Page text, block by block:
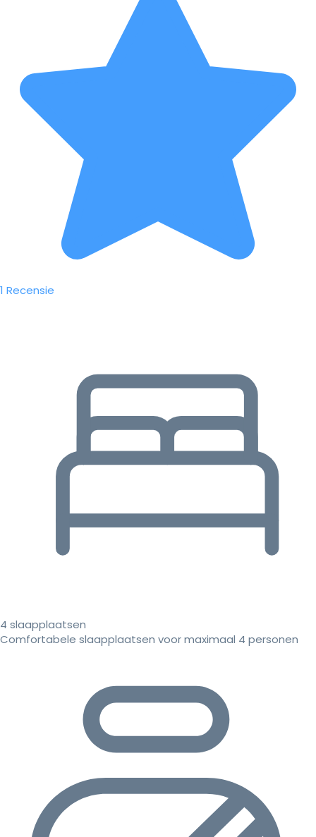
1 Recensie
4 slaapplaatsen
Comfortabele slaapplaatsen voor maximaal 4 personen